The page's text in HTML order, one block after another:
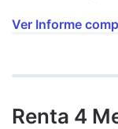
Ver Informe
Renta 4